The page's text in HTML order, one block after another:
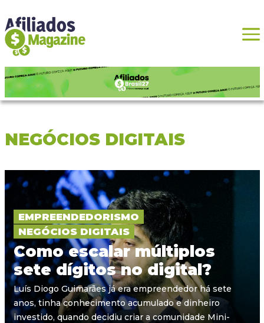
NEGÓCIOS DIGITAIS
EMPREENDEDORISMO
NEGÓCIOS DIGITAIS
Como escalar múltiplos
sete dígitos no digital?
Luís Diogo Guimarães já era empreendedor há sete
anos, tinha conhecimento acumulado e dinheiro
investido, quando decidiu criar a comunidade Mini-